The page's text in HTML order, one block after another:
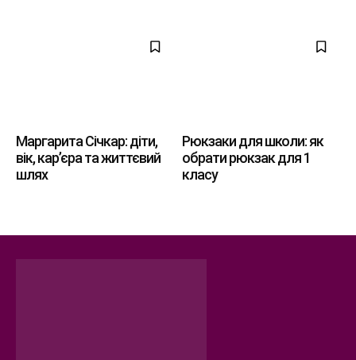
Маргарита Січкар: діти,
вік, кар’єра та життєвий
шлях
Рюкзаки для школи: як
обрати рюкзак для 1
класу